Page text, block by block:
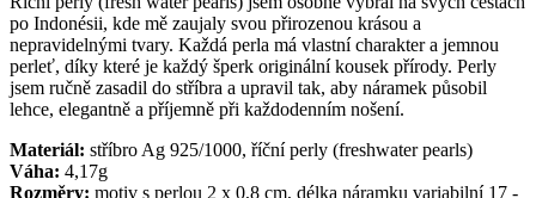
po Indonésii, kde mě zaujaly svou přirozenou krásou a
nepravidelnými tvary. Každá perla má vlastní charakter a jemnou
perleť, díky které je každý šperk originální kousek přírody. Perly
jsem ručně zasadil do stříbra a upravil tak, aby náramek působil
lehce, elegantně a příjemně při každodenním nošení.
Materiál: stříbro Ag 925/1000, říční perly (freshwater pearls)
Váha: 4,17g
Rozměry: motiv s perlou 2 x 0,8 cm, délka náramku variabilní 17 -